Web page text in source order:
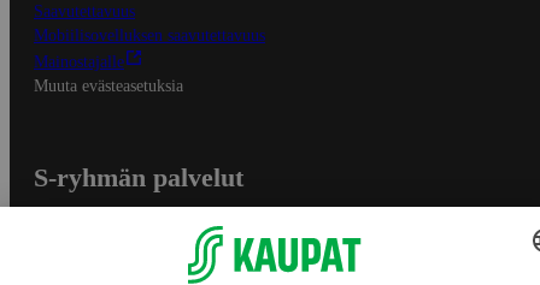
Saavutettavuus
Mobiilisovelluksen saavutettavuus
Mainostajalle
Muuta evästeasetuksia
S-ryhmän palvelut